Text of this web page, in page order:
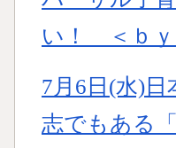
い！ ＜ｂｙ
7月6日(水)
志でもある